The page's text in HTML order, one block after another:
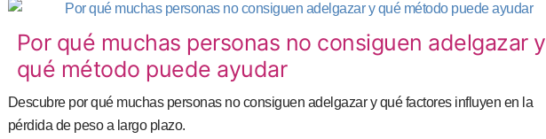
Por qué muchas personas no consiguen adelgazar y
qué método puede ayudar
Descubre por qué muchas personas no consiguen adelgazar y qué factores influyen en la
pérdida de peso a largo plazo.